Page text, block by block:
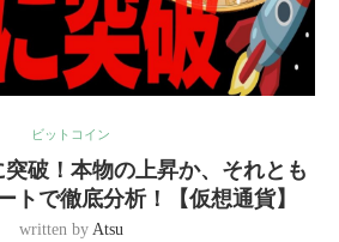
ビットコイン
破！本物の上昇か、それとも
トで徹底分析！【仮想通貨】
written by Atsu